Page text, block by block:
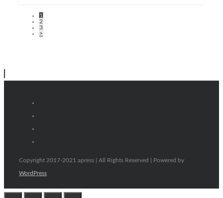
1
2
3
>
Copyright 2017-2021 apress | All Rights Reserved | Powered by
WordPress